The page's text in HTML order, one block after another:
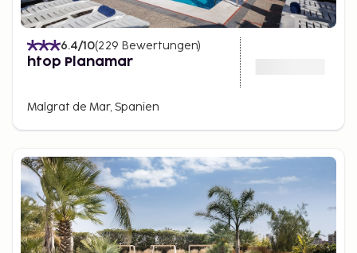
6.4/10(229 Bewertungen)
htop Planamar
Malgrat de Mar, Spanien